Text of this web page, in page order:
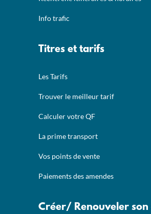
Info trafic
Titres et tarifs
Les Tarifs
Trouver le meilleur tarif
Calculer votre QF
La prime transport
Vos points de vente
Paiements des amendes
Créer/ Renouveler